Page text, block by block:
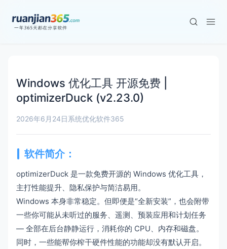
Windows 优化工具 开源免费 |
optimizerDuck (v2.23.0)
2026年6月24日系统优化软件365
软件简介：
optimizerDuck 是一款免费开源的 Windows 优化工具，
主打性能提升、隐私保护与简洁易用。
Windows 本身非常稳定。但即便是“全新安装”，也会附带
一些你可能从未听过的服务、遥测、预装应用和计划任务
— 全部在后台静静运行，消耗你的 CPU、内存和磁盘。
同时，一些能帮你榨干硬件性能的功能却没有默认开启。